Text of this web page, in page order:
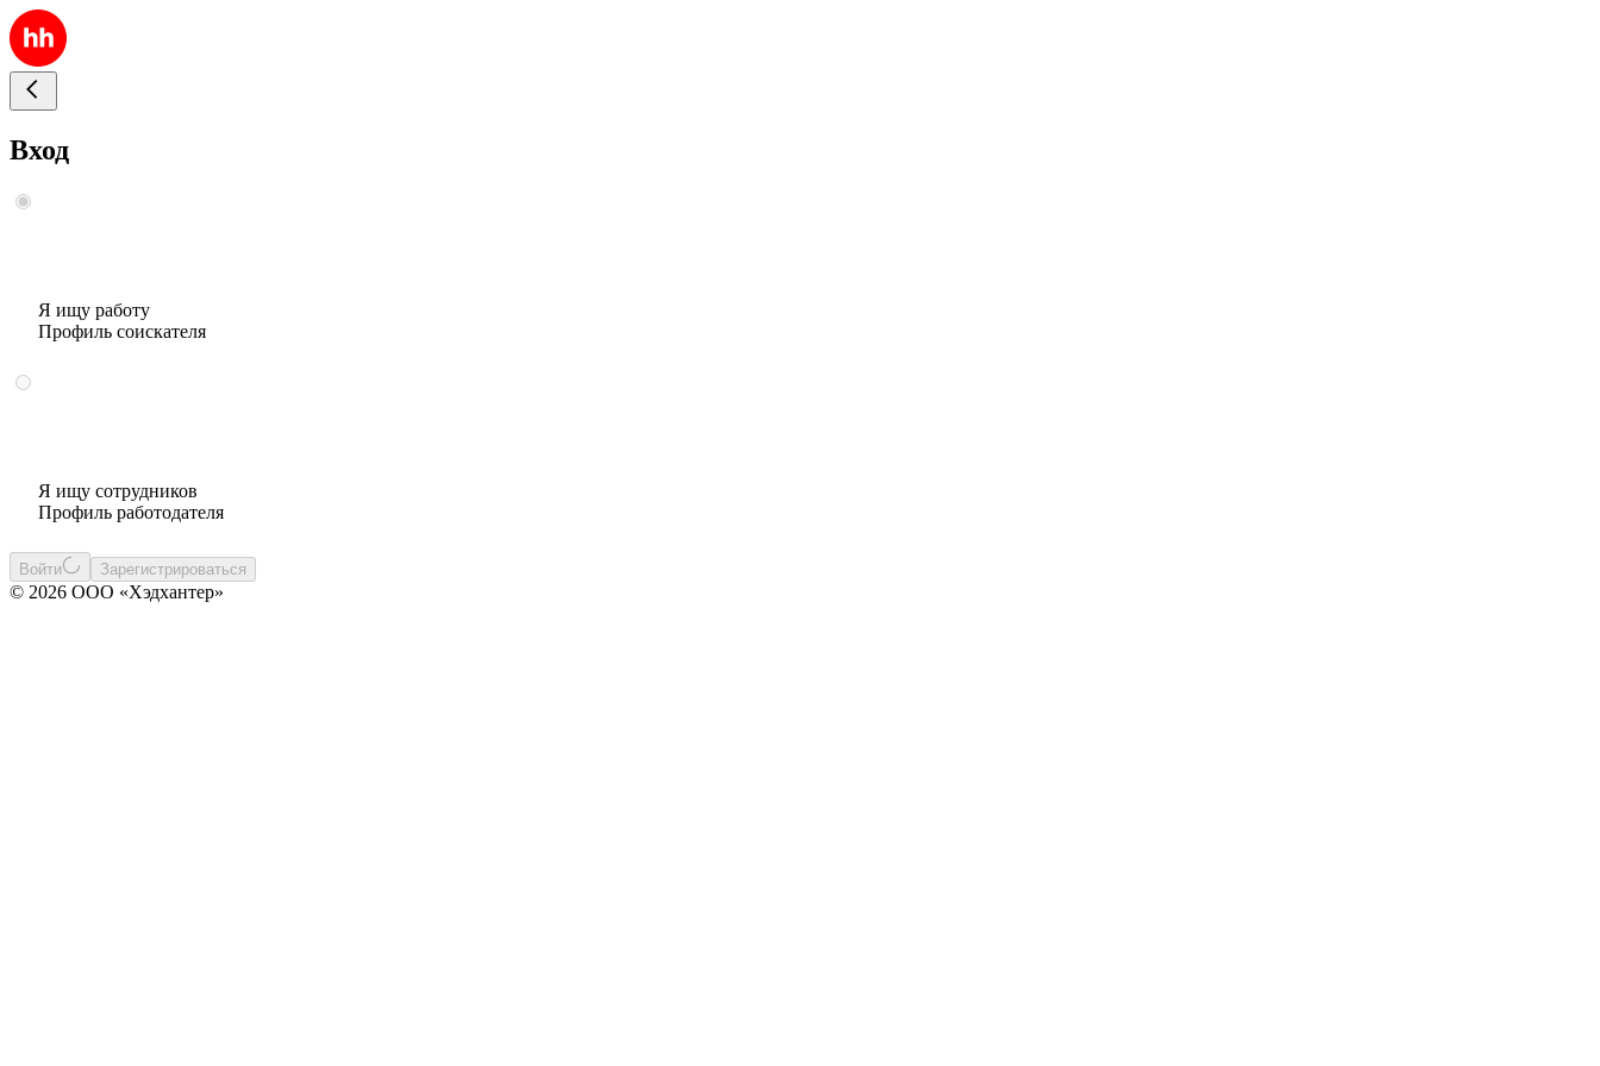
Вход
Я ищу работу
Профиль соискателя
Я ищу сотрудников
Профиль работодателя
Войти Зарегистрироваться
© 2026 ООО «Хэдхантер»